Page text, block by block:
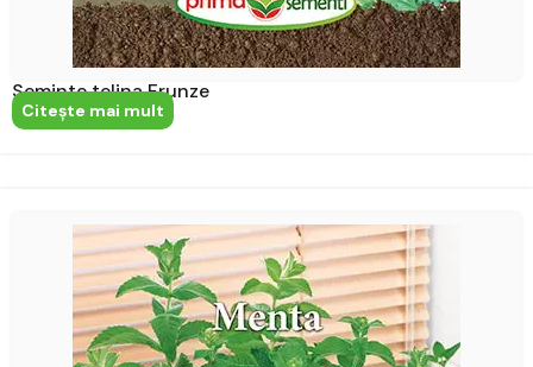
Seminte telina Frunze
Citeşte mai mult